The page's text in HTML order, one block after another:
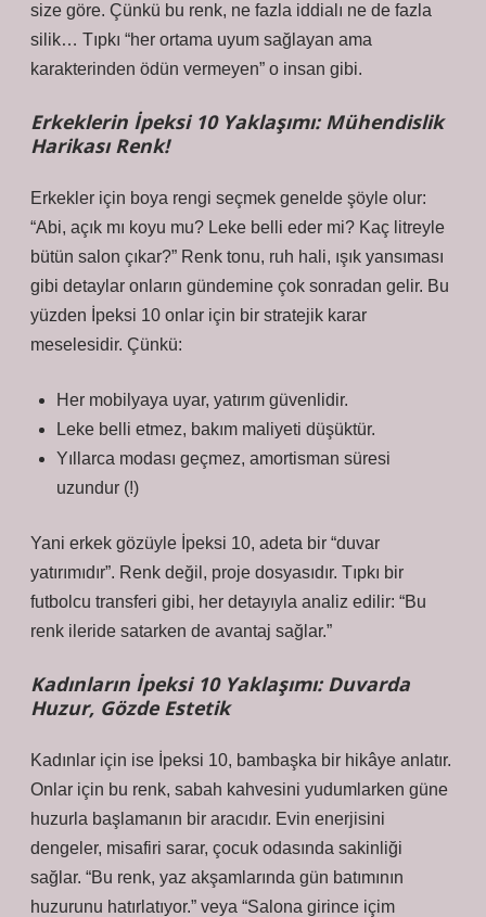
size göre. Çünkü bu renk, ne fazla iddialı ne de fazla
silik… Tıpkı “her ortama uyum sağlayan ama
karakterinden ödün vermeyen” o insan gibi.
Erkeklerin İpeksi 10 Yaklaşımı: Mühendislik
Harikası Renk!
Erkekler için boya rengi seçmek genelde şöyle olur:
“Abi, açık mı koyu mu? Leke belli eder mi? Kaç litreyle
bütün salon çıkar?” Renk tonu, ruh hali, ışık yansıması
gibi detaylar onların gündemine çok sonradan gelir. Bu
yüzden İpeksi 10 onlar için bir stratejik karar
meselesidir. Çünkü:
Her mobilyaya uyar, yatırım güvenlidir.
Leke belli etmez, bakım maliyeti düşüktür.
Yıllarca modası geçmez, amortisman süresi
uzundur (!)
Yani erkek gözüyle İpeksi 10, adeta bir “duvar
yatırımıdır”. Renk değil, proje dosyasıdır. Tıpkı bir
futbolcu transferi gibi, her detayıyla analiz edilir: “Bu
renk ileride satarken de avantaj sağlar.”
Kadınların İpeksi 10 Yaklaşımı: Duvarda
Huzur, Gözde Estetik
Kadınlar için ise İpeksi 10, bambaşka bir hikâye anlatır.
Onlar için bu renk, sabah kahvesini yudumlarken güne
huzurla başlamanın bir aracıdır. Evin enerjisini
dengeler, misafiri sarar, çocuk odasında sakinliği
sağlar. “Bu renk, yaz akşamlarında gün batımının
huzurunu hatırlatıyor.” veya “Salona girince içim